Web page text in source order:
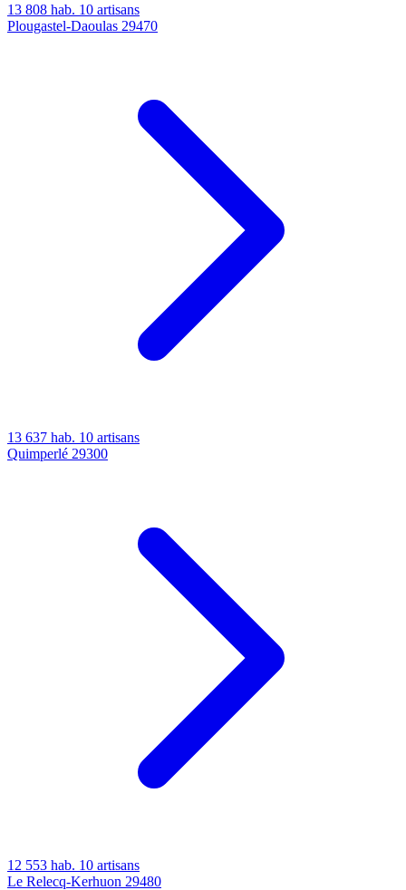
13 808 hab. 10 artisans
Plougastel-Daoulas 29470
13 637 hab. 10 artisans
Quimperlé 29300
12 553 hab. 10 artisans
Le Relecq-Kerhuon 29480